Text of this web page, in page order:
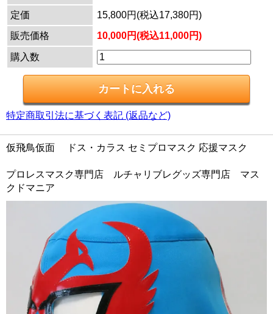
定価
15,800円(税込17,380円)
販売価格
10,000円(税込11,000円)
購入数
特定商取引法に基づく表記 (返品など)
仮飛鳥仮面 ドス・カラス セミプロマスク 応援マスク
プロレスマスク専門店 ルチャリブレグッズ専門店 マス
クドマニア